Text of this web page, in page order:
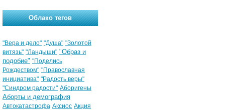
Облако тегов
"Вера и дело" "Душа" "Золотой
витязь" "Ландыши" "Образ и
подобие" "Поделись
Рождеством" "Православная
инициатива" "Радость веры"
"Синдром радости" Аборигены
Аборты и демография
Автокатастрофа Аксиос Акция